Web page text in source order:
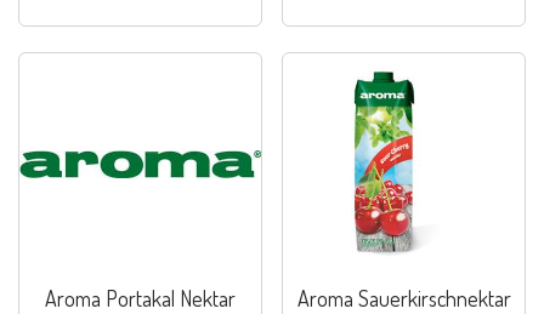
Aroma Portakal Nektar Aroma Sauerkirschnektar